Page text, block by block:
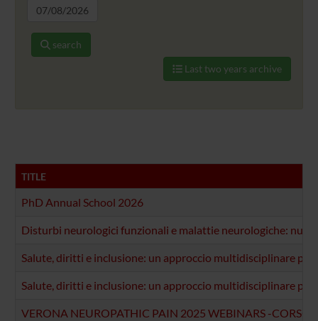
search
Last two years archive
TITLE
PhD Annual School 2026
Disturbi neurologici funzionali e malattie neurologiche:
Salute, diritti e inclusione: un approccio multidisciplinare per
Salute, diritti e inclusione: un approccio multidisciplinare per
VERONA NEUROPATHIC PAIN 2025 WEBINARS -CORSO